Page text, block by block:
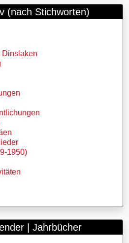
(nach Stichworten)
Dinslaken
1950)
| Jahrbücher